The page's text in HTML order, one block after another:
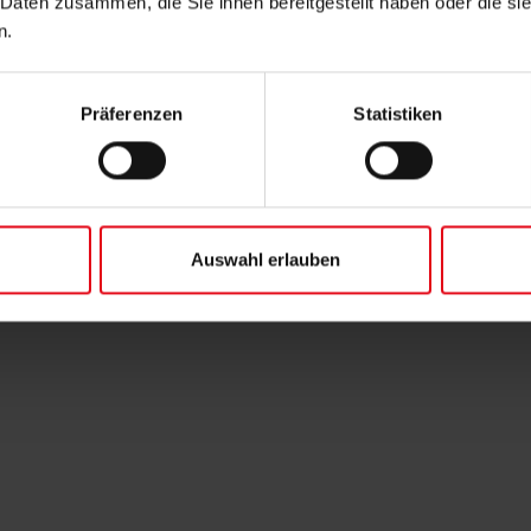
Präferenzen Statistiken
Auswahl erlauben
einelange
Sie dennoch
wir Ihnen
Sie sind auf
sind Sie bei
viele Lösungen